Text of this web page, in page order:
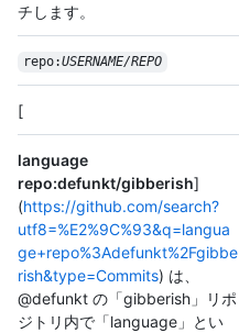
チします。
repo:USERNAME/REPO
[
language
repo:defunkt/gibberish]
(https://github.com/search?
utf8=%E2%9C%93&q=langua
ge+repo%3Adefunkt%2Fgibbe
rish&type=Commits) は、
@defunkt の「gibberish」リポ
ジトリ内で「language」とい